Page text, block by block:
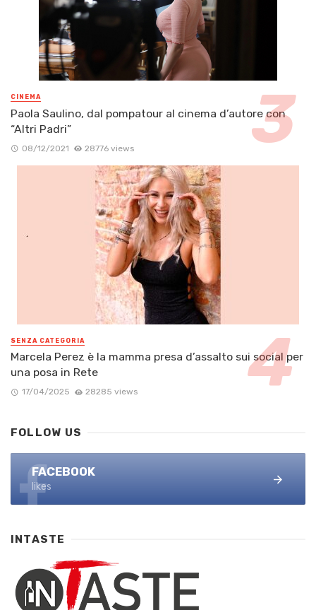
CINEMA
Paola Saulino, dal pompatour al cinema d’autore con
“Altri Padri”
08/12/2021 28776 views
SENZA CATEGORIA
Marcela Perez è la mamma presa d’assalto sui social per
una posa in Rete
17/04/2025 28285 views
FOLLOW US
FACEBOOK
likes
INTASTE